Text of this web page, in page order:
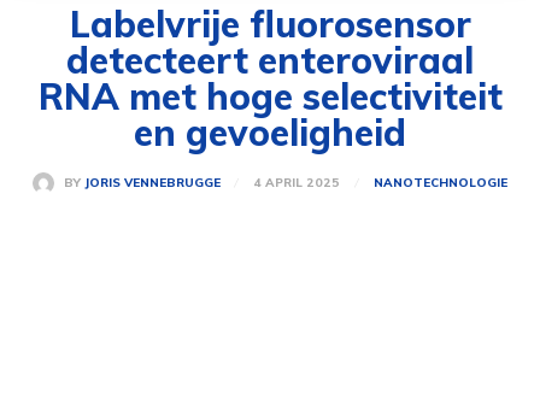
Labelvrije fluorosensor
detecteert enteroviraal
RNA met hoge selectiviteit
en gevoeligheid
BY JORIS VENNEBRUGGE 4 APRIL 2025 NANOTECHNOLOGIE